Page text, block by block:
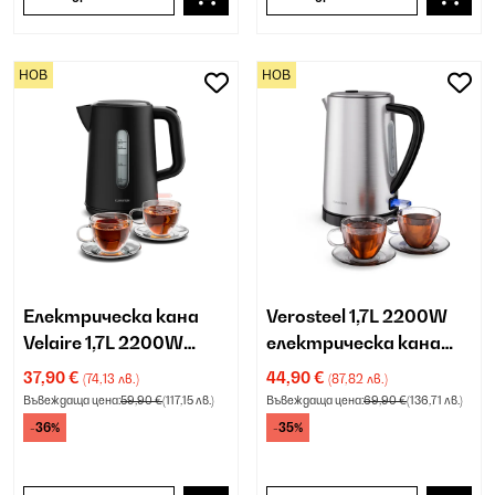
Електрическа кана
Velaire 1,7L 2200W
черна
37,90 € (74,13 лв.)
Въвеждаща цена:59,90 €(117,15 лв.)
-36%
НОВ
Verosteel 1,7L 2200W
електрическа кана
неръждаема стомана
44,90 € (87,82 лв.)
Въвеждаща цена:69,90 €(136,71 лв.)
-35%
НОВ